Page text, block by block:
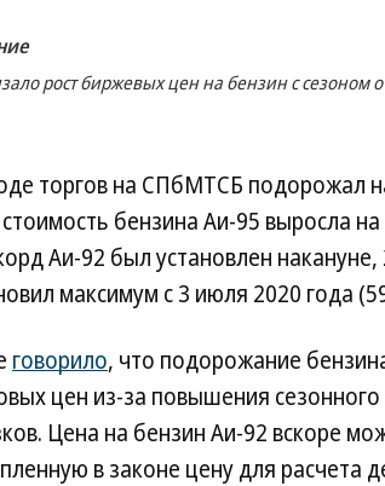
рост биржевых цен на бензин с сезоном
торгов на СПбМТСБ подорожал
бензина Аи-95 выросла
Аи-92 был установлен накануне,
максимум с 3 июля 2020 года
говорило, что подорожание
цен из-за повышения сезонного
Цена на бензин Аи-92 вскоре
в законе цену для расчета